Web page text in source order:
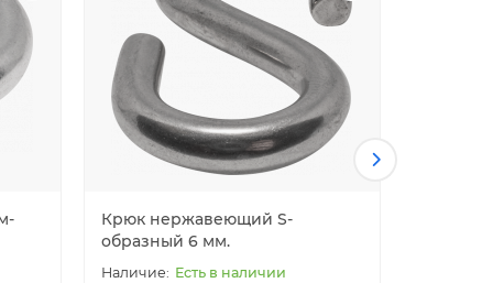
Крюк нержавеющий S-
образный 6 мм.
Есть в наличии